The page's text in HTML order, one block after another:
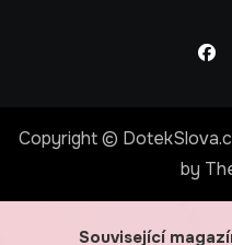
Copyright ©
by
Související